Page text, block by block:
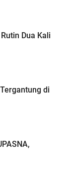
Dua Kali
di